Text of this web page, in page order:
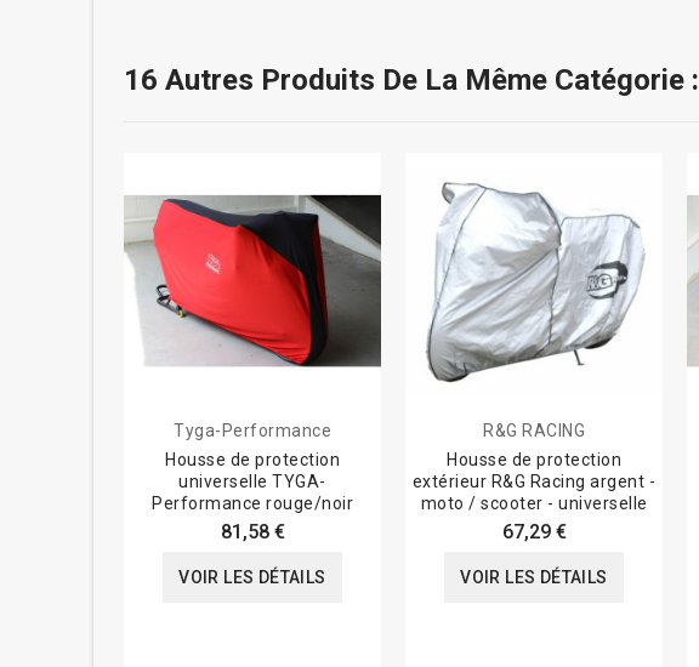
16 Autres Produits De La Même Catégorie :
Tyga-Performance
Housse de protection
universelle TYGA-
Performance rouge/noir
81,58 €
VOIR LES DÉTAILS
R&G RACING
Housse de protection
extérieur R&G Racing argent -
moto / scooter - universelle
67,29 €
VOIR LES DÉTAILS